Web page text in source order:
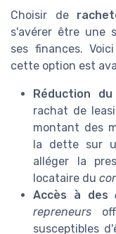
Choisir de
s'avérer être une
ses finances.
cette option est
Réduction
rachat de
montant des
la dette sur
alléger la
locataire du
Accès à des
repreneurs
susceptibles